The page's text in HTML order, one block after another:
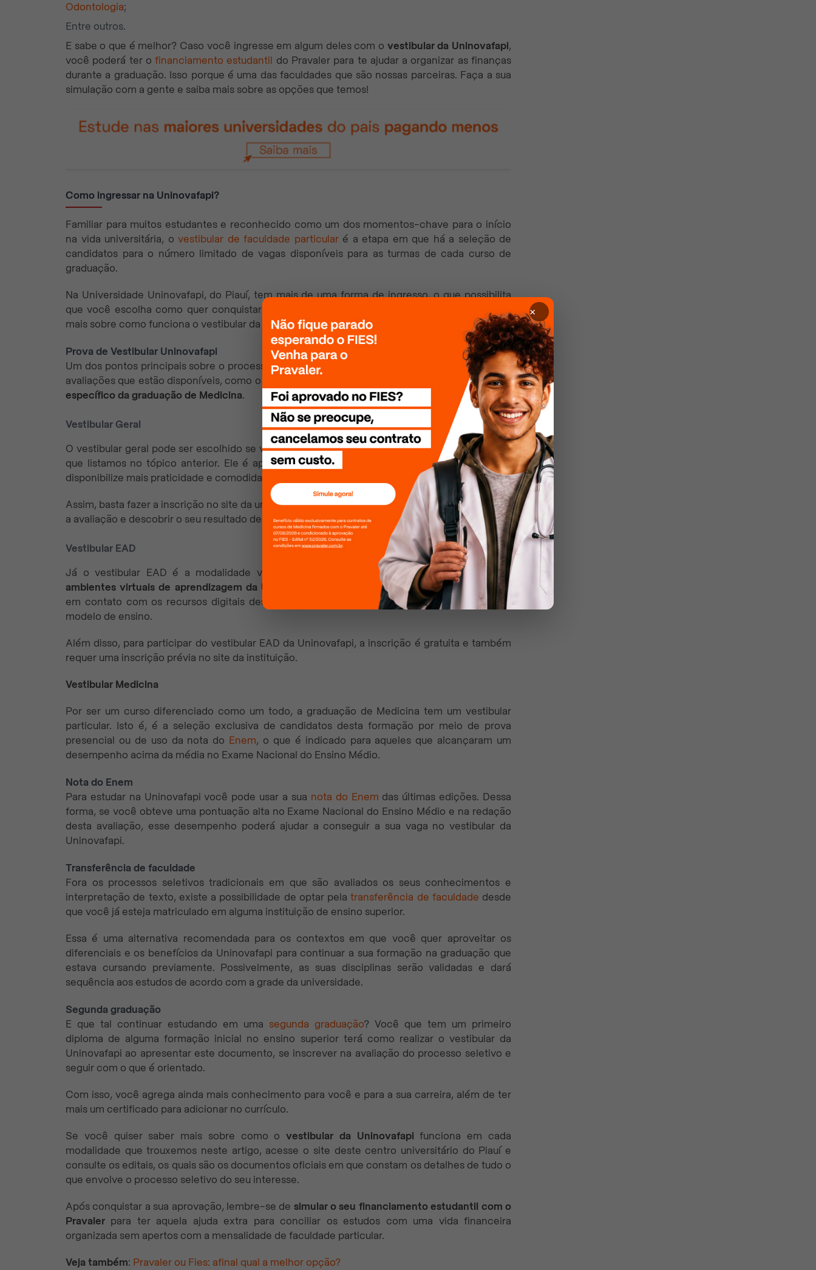
Odontologia;
Entre outros.
E sabe o que é melhor? Caso você ingresse em algum deles com o vestibular da Uninovafapi,
você poderá ter ofinanciamento estudantil do Pravaler para te ajudar a organizar as finanças
durante a graduação. Isso porque é uma das faculdades que são nossas parceiras. Faça a sua
simulação com a gente e saiba mais sobre as opções que temos!
Como ingressar na Uninovafapi?
Familiar para muitos estudantes e reconhecido como um dos momentos-chave para o início
na vida universitária, o vestibular de faculdade particularé a etapa em que há a seleção de
candidatos para o número limitado de vagas disponíveis para as turmas de cada curso de
graduação.
Na Universidade Uninovafapi, do Piauí, tem mais de uma forma de ingresso, o que possibilita
que você escolha como quer conquistar a sua vaga e de acordo com o seu curso. Entenda
mais sobre como funciona o vestibular da Uninovafapi e quando é o vestibular da Uninovafapi.
Prova de Vestibular Uninovafapi
Um dos pontos principais sobre o processo seletivo da Uninovafapi é em relação aos tipos de
avaliações que estão disponíveis, como o vestibular geral, o próprio para ensino a distância e o
específico da graduação de Medicina.
Vestibular Geral
O vestibular geral pode ser escolhido se você pretende fazer alguns dos cursos de graduação
que listamos no tópico anterior. Ele é aplicado no formato de
vestibular onlinepara que se
disponibilize mais praticidade e comodidade para os candidatos.
Assim, basta fazer a inscrição no site da universidade para estar cada vez mais perto de realizar
a avaliação e descobrir o seu resultado de vestibular da Uninovafapi
Vestibular EAD
Já o vestibular EAD é a modalidade voltada para as graduações que são cursadas nos
ambientes virtuais de aprendizagem da Uninovafapi
. Neste caso, desde o início, você entra
em contato com os recursos digitais dessa instituição de ensino para se familiarizar com o
modelo de ensino.
Além disso, para participar do vestibular EAD da Uninovafapi, a inscrição é gratuita e também
requer uma inscrição prévia no site da instituição.
Vestibular Medicina
Por ser um curso diferenciado como um todo, a graduação de Medicina tem um vestibular
particular. Isto é, é a seleção exclusiva de candidatos desta formação por meio de prova
presencial ou de uso da nota do Enem, o que é indicado para aqueles que alcançaram um
desempenho acima da média no Exame Nacional do Ensino Médio.
Nota do Enem
Para estudar na Uninovafapi você pode usar a sua nota do Enem das últimas edições. Dessa
forma, se você obteve uma pontuação alta no Exame Nacional do Ensino Médio e na redação
desta avaliação, esse desempenho poderá ajudar a conseguir a sua vaga no vestibular da
Uninovafapi.
Transferência de faculdade
Fora os processos seletivos tradicionais em que são avaliados os seus conhecimentos e
interpretação de texto, existe a possibilidade de optar pelatransferência de faculdade desde
que você já esteja matriculado em alguma instituição de ensino superior.
Essa é uma alternativa recomendada para os contextos em que você quer aproveitar os
diferenciais e os benefícios da Uninovafapi para continuar a sua formação na graduação que
estava cursando previamente. Possivelmente, as suas disciplinas serão validadas e dará
sequência aos estudos de acordo com a grade da universidade.
Segunda graduação
E que tal continuar estudando em uma segunda graduação? Você que tem um primeiro
diploma de alguma formação inicial no ensino superior terá como realizar o vestibular da
Uninovafapi ao apresentar este documento, se inscrever na avaliação do processo seletivo e
seguir com o que é orientado.
Com isso, você agrega ainda mais conhecimento para você e para a sua carreira, além de ter
mais um certificado para adicionar no currículo.
Se você quiser saber mais sobre como ovestibular da Uninovafapifunciona em cada
modalidade que trouxemos neste artigo, acesse o site deste centro universitário do Piauí e
consulte os editais, os quais são os documentos oficiais em que constam os detalhes de tudo o
que envolve o processo seletivo do seu interesse.
Após conquistar a sua aprovação, lembre-se de simular o seu financiamento estudantil com o
Pravaler para ter aquela ajuda extra para conciliar os estudos com uma vida financeira
organizada sem apertos com a mensalidade de faculdade particular.
Veja também: Pravaler ou Fies: afinal qual a melhor opção?
×